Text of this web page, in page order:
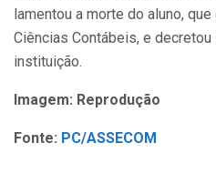
lamentou a morte do aluno,
Ciências Contábeis, e
instituição.
Imagem: Reprodução
Fonte: PC/ASSECOM